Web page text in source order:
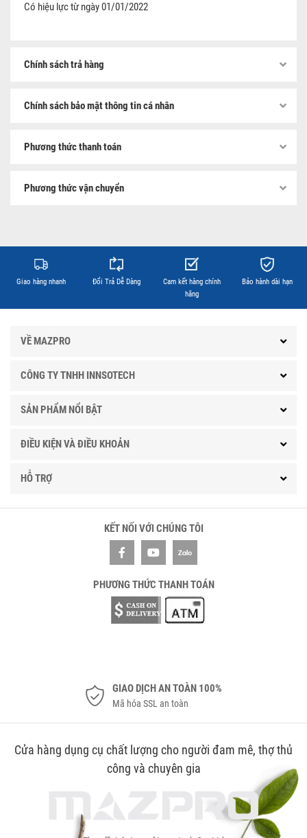
Có hiệu lực từ ngày 01/01/2022
Chính sách trả hàng
Chính sách bảo mật thông tin cá nhân
Phương thức thanh toán
Phương thức vận chuyển
Giao hàng nhanh Đổi Trả Dễ Dàng
Cam kết hàng chính
hãng
Bảo hành dài hạn
VỀ MAZPRO
CÔNG TY TNHH INNSOTECH
SẢN PHẨM NỔI BẬT
ĐIỀU KIỆN VÀ ĐIỀU KHOẢN
HỖ TRỢ
KẾT NỐI VỚI CHÚNG TÔI
PHƯƠNG THỨC THANH TOÁN
GIAO DỊCH AN TOÀN 100%
Mã hóa SSL an toàn
Cửa hàng dụng cụ chất lượng cho người đam mê, thợ thủ
công và chuyên gia